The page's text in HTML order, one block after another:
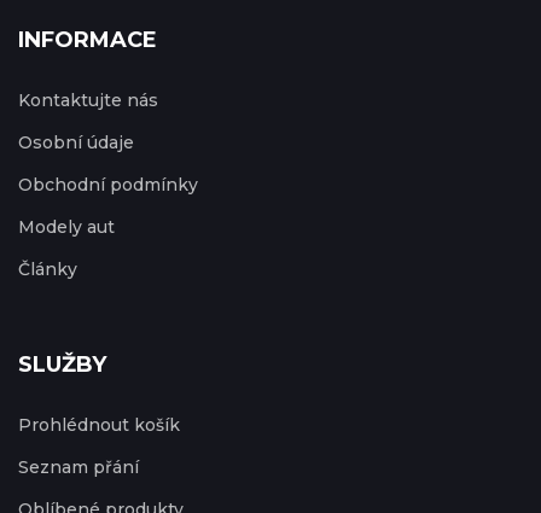
INFORMACE
Kontaktujte nás
Osobní údaje
Obchodní podmínky
Modely aut
Články
SLUŽBY
Prohlédnout košík
Seznam přání